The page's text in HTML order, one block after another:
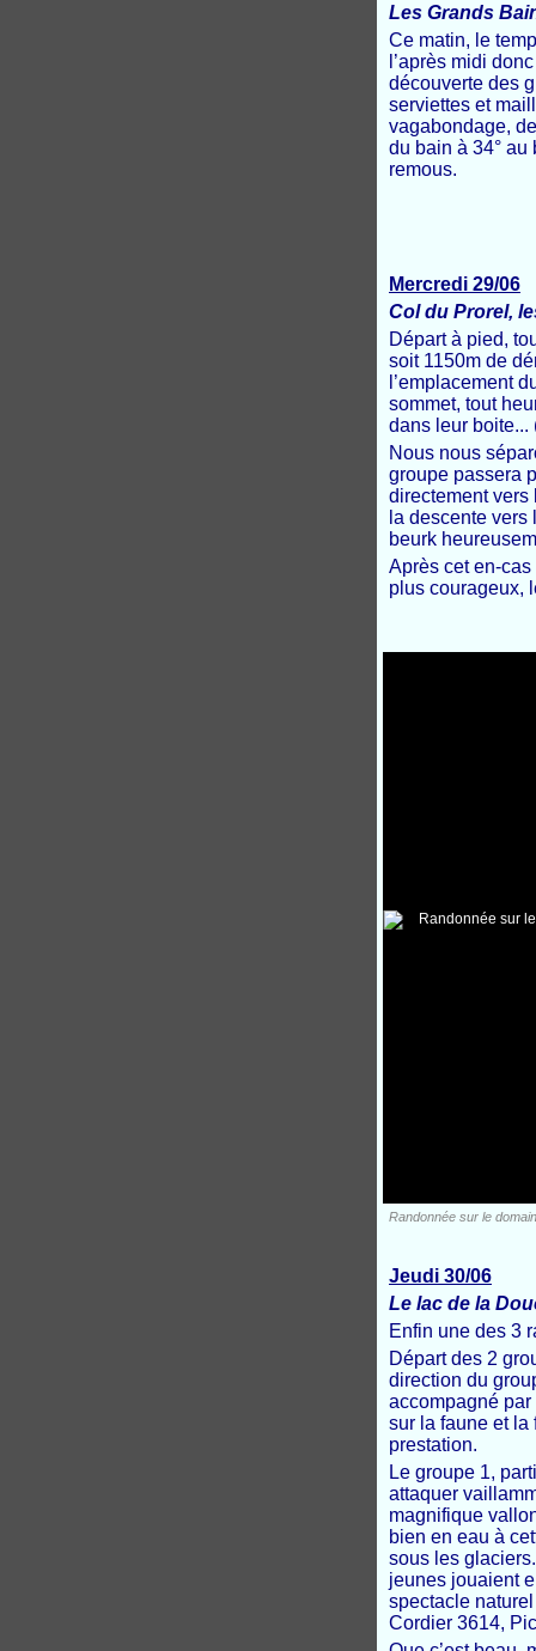
Les Grands
Ce matin, le
l’après midi
découverte des
serviettes et
vagabondage,
du bain à 34° au
remous.
Mercredi 29/06
Col du Prorel,
Départ à pied,
soit 1150m de
l’emplacement
sommet, tout
dans leur boite...
Nous nous
groupe passera
directement vers
la descente
beurk
Après cet en-
plus courageux,
Randonnée sur le
Jeudi 30/06
Le lac de la
Enfin une des 3
Départ des 2
direction du
accompagné
sur la faune et la
prestation.
Le groupe 1,
attaquer
magnifique
bien en eau à
sous les
jeunes jouaient
spectacle
Cordier 3614,